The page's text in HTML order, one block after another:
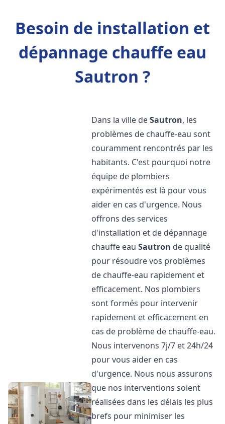
Besoin de installation et
dépannage chauffe eau
Sautron ?
Dans la ville deSautron, les
problèmes de chauffe-eau sont
couramment rencontrés par les
habitants. C'est pourquoi notre
équipe de plombiers
expérimentés est là pour vous
aider en cas d'urgence. Nous
offrons des services
d'installation et de dépannage
chauffe eauSautron de qualité
pour résoudre vos problèmes
de chauffe-eau rapidement et
efficacement. Nos plombiers
sont formés pour intervenir
rapidement et efficacement en
cas de problème de chauffe-eau.
Nous intervenons 7j/7 et 24h/24
pour vous aider en cas
d'urgence. Nous nous assurons
que nos interventions soient
réalisées dans les délais les plus
brefs pour minimiser les